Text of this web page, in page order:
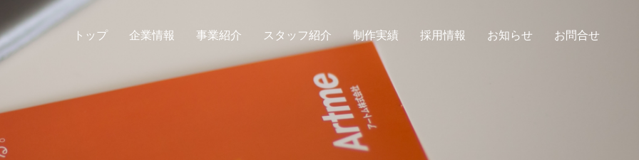
トップ 企業情報 事業紹介 スタッフ紹介 制作実績 採用情報 お知らせ お問合せ